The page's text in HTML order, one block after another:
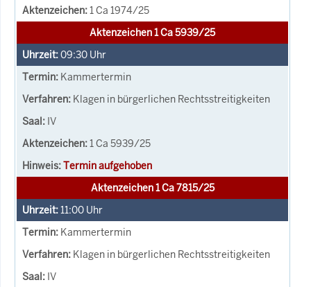
1 Ca 1974/25
Aktenzeichen 1 Ca 5939/25
09:30 Uhr
Kammertermin
Klagen in bürgerlichen Rechtsstreitigkeiten
IV
1 Ca 5939/25
Termin aufgehoben
Aktenzeichen 1 Ca 7815/25
11:00 Uhr
Kammertermin
Klagen in bürgerlichen Rechtsstreitigkeiten
IV